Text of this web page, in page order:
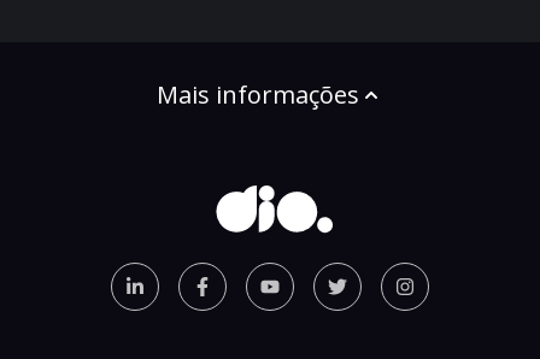
Mais informações